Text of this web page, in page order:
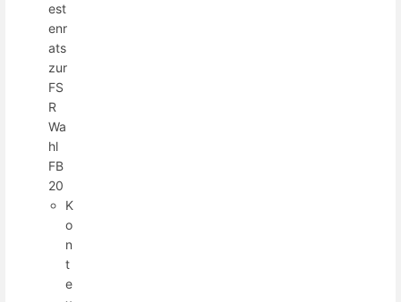
est
enr
ats
zur
FS
R
Wa
hl
FB
20
K
o
n
t
e